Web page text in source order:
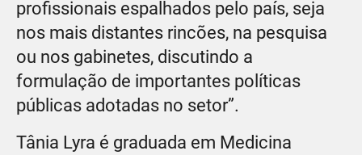
profissionais espalhados pelo país, seja
nos mais distantes rincões, na pesquisa
ou nos gabinetes, discutindo a
formulação de importantes políticas
públicas adotadas no setor”.
Tânia Lyra é graduada em Medicina